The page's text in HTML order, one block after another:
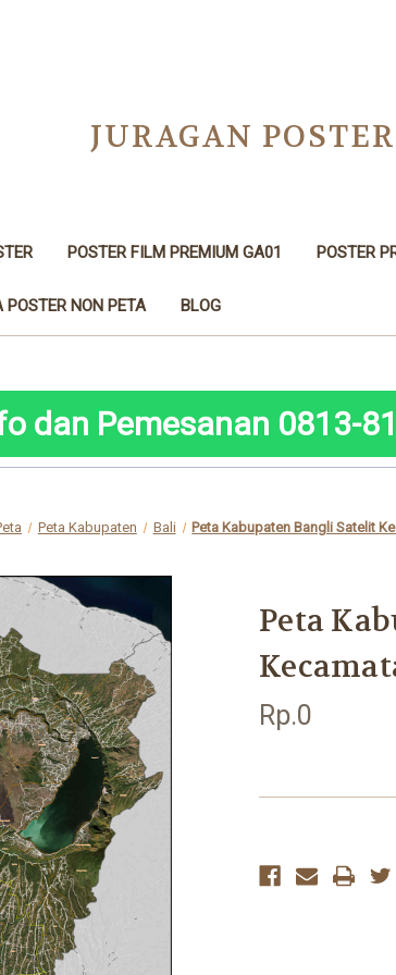
JURAGAN POSTER
POSTER FILM PREMIUM GA01 POSTER
POSTER NON PETA BLOG
dan Pemesanan 0813-
Peta Kabupaten Bali Peta Kabupaten Bangli Satelit
Peta
Rp.0